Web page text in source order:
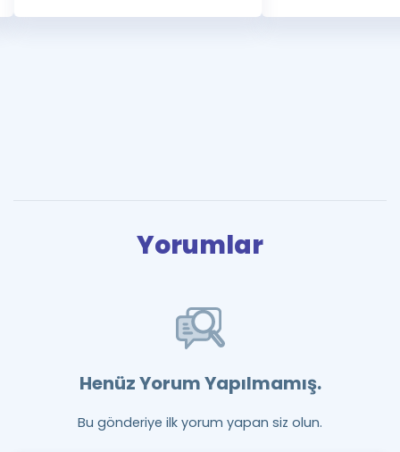
Yorumlar
Henüz Yorum Yapılmamış.
Bu gönderiye ilk yorum yapan siz olun.